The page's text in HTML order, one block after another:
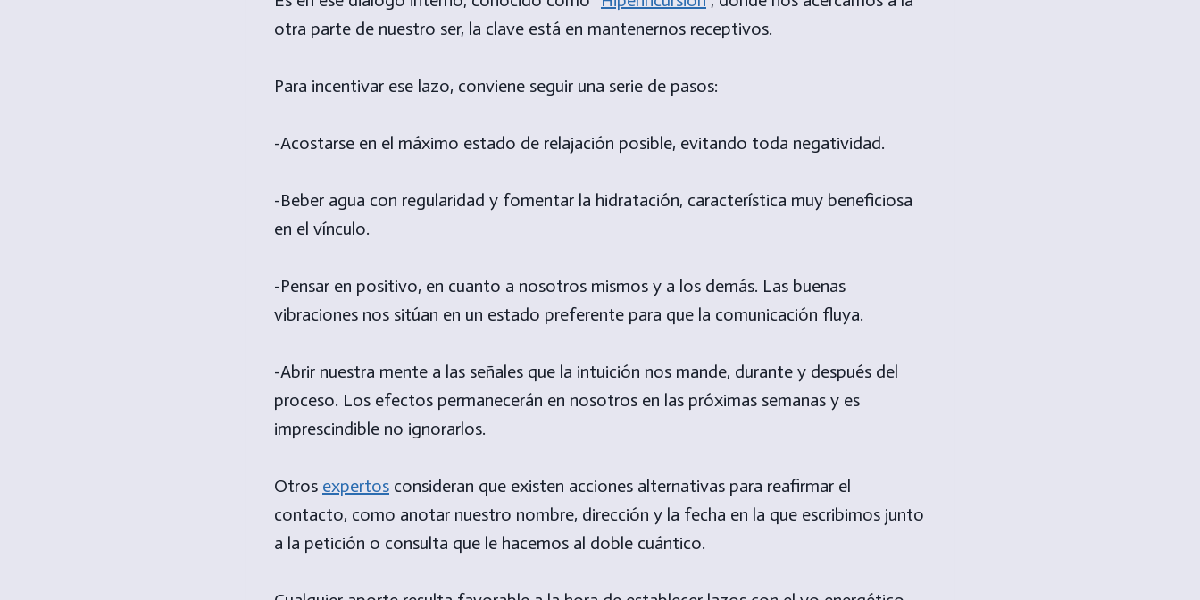
otra parte de nuestro ser, la clave está en mantenernos receptivos.
Para incentivar ese lazo, conviene seguir una serie de pasos:
-Acostarse en el máximo estado de relajación posible, evitando toda negatividad.
-Beber agua con regularidad y fomentar la hidratación, característica muy beneficiosa
en el vínculo.
-Pensar en positivo, en cuanto a nosotros mismos y a los demás. Las buenas
vibraciones nos sitúan en un estado preferente para que la comunicación fluya.
-Abrir nuestra mente a las señales que la intuición nos mande, durante y después del
proceso. Los efectos permanecerán en nosotros en las próximas semanas y es
imprescindible no ignorarlos.
Otros expertos consideran que existen acciones alternativas para reafirmar el
contacto, como anotar nuestro nombre, dirección y la fecha en la que escribimos junto
a la petición o consulta que le hacemos al doble cuántico.